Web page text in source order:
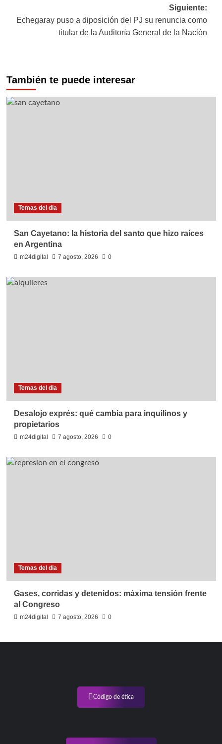
Siguiente:
Echegaray puso a diposición del PJ su renuncia como
titular de la Auditoría General de la Nación
También te puede interesar
Temas del dia
San Cayetano: la historia del santo que hizo raíces
en Argentina
m24digital 7 agosto, 2026 0
Temas del dia
Desalojo exprés: qué cambia para inquilinos y
propietarios
m24digital 7 agosto, 2026 0
Temas del dia
Gases, corridas y detenidos: máxima tensión frente
al Congreso
m24digital 7 agosto, 2026 0
Código de ética